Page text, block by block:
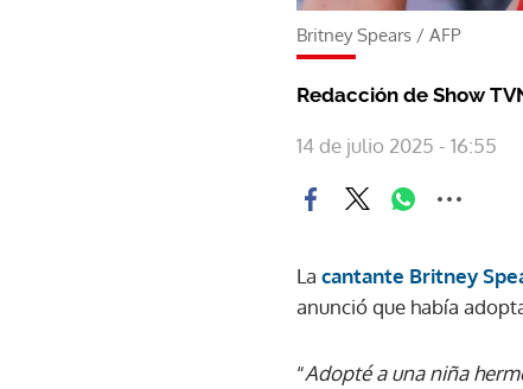
Britney Spears / AFP
Redacción de Show
14 de julio 2025 - 16:55
La cantante Britney
anunció que había
“Adopté a una niña